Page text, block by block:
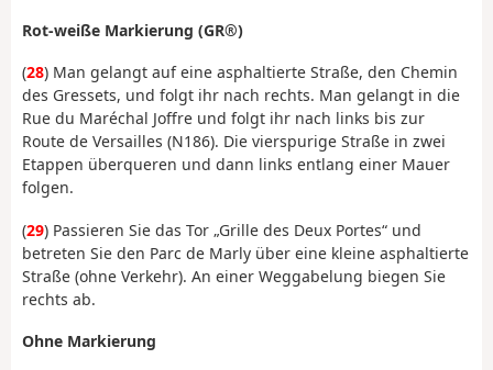
Rot-weiße Markierung (GR®)
(28) Man gelangt auf eine asphaltierte Straße, den Chemin
des Gressets, und folgt ihr nach rechts. Man gelangt in die
Rue du Maréchal Joffre und folgt ihr nach links bis zur
Route de Versailles (N186). Die vierspurige Straße in zwei
Etappen überqueren und dann links entlang einer Mauer
folgen.
(29) Passieren Sie das Tor „Grille des Deux Portes“ und
betreten Sie den Parc de Marly über eine kleine asphaltierte
Straße (ohne Verkehr). An einer Weggabelung biegen Sie
rechts ab.
Ohne Markierung